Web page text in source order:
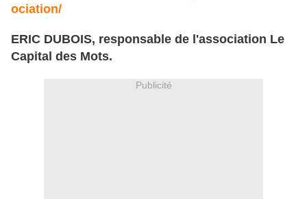
ociation/
ERIC DUBOIS, responsable de l'association Le
Capital des Mots.
Publicité